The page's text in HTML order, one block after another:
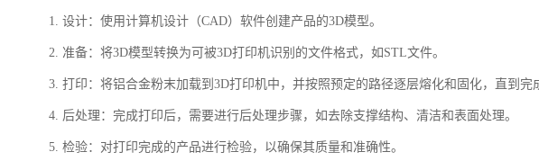
1. 设计：使用计算机设计（CAD）软件创建产品的3D模型。
2. 准备：将3D模型转换为可被3D打印机识别的文件格式，如STL文件。
3. 打印：将铝合金粉末加载到3D打印机中，并按照预定的路径逐层熔化和固化，直到完
4. 后处理：完成打印后，需要进行后处理步骤，如去除支撑结构、清洁和表面处理。
5. 检验：对打印完成的产品进行检验，以确保其质量和准确性。